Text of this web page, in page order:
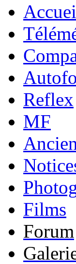
Reflex
MF
Films
Forum